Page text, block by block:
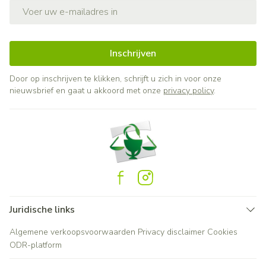
Inschrijven
Door op inschrijven te klikken, schrijft u zich in voor onze
nieuwsbrief en gaat u akkoord met onze privacy policy.
Juridische links
Algemene verkoopsvoorwaarden Privacy disclaimer Cookies
ODR-platform